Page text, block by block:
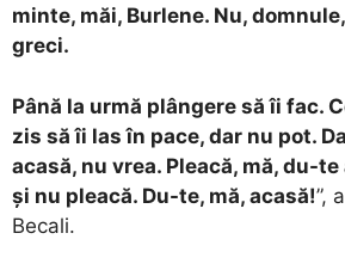
minte, măi, Burlene. Nu,
greci.
Până la urmă plângere să îi fac.
zis să îi las în pace, dar nu pot.
acasă, nu vrea. Pleacă, mă, du-
și nu pleacă. Du-te, mă, acasă!”,
Becali.